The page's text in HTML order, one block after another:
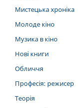
Мистецька хроніка
Молоде кіно
Музика в кіно
Нові книги
Обличчя
Професія: режисер
Теорія